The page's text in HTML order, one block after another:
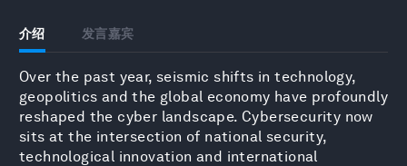
介绍 发言嘉宾
Over the past year, seismic shifts in technology,
geopolitics and the global economy have profoundly
reshaped the cyber landscape. Cybersecurity now
sits at the intersection of national security,
technological innovation and international